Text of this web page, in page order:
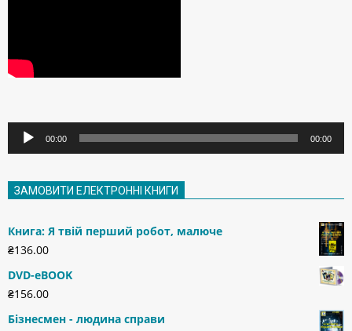
Аудіопрогравач
00:00 00:00
ЗАМОВИТИ ЕЛЕКТРОННІ КНИГИ
Книга: Я твій перший робот, малюче
₴136.00
DVD-eBOOK
₴156.00
Бізнесмен - людина справи